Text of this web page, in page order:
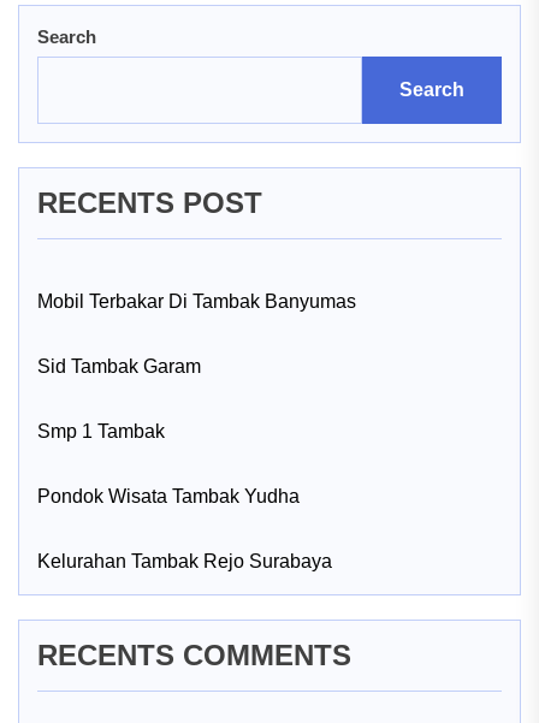
Search
Search
RECENTS POST
Mobil Terbakar Di Tambak Banyumas
Sid Tambak Garam
Smp 1 Tambak
Pondok Wisata Tambak Yudha
Kelurahan Tambak Rejo Surabaya
RECENTS COMMENTS